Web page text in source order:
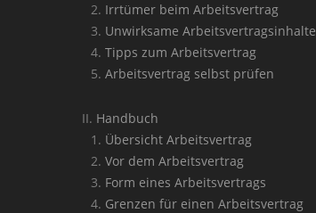
Irrtümer beim Arbeitsvertrag
Unwirksame Arbeitsvertragsinhalte
Tipps zum Arbeitsvertrag
Arbeitsvertrag selbst prüfen
Handbuch
Übersicht Arbeitsvertrag
Vor dem Arbeitsvertrag
Form eines Arbeitsvertrags
Grenzen für einen Arbeitsvertrag